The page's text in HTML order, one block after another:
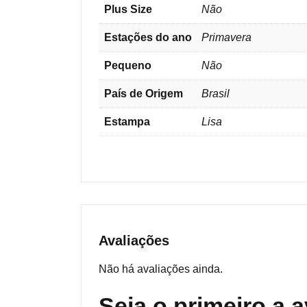
Plus Size Não
Estações do ano Primavera
Pequeno Não
País de Origem Brasil
Estampa Lisa
Avaliações
Não há avaliações ainda.